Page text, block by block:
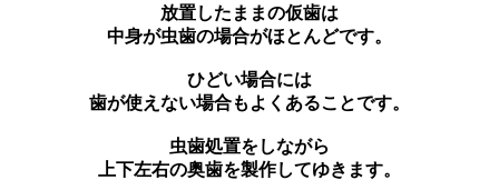
放置したままの仮歯は
中身が虫歯の場合がほとんどです。
ひどい場合には
歯が使えない場合もよくあることです。
虫歯処置をしながら
上下左右の奥歯を製作してゆきます。